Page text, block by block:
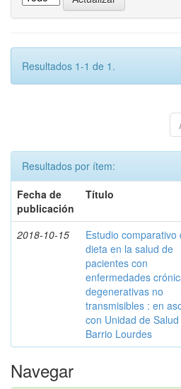
Resultados 1-1 de 1.
Resultados por ítem:
Fecha de
publicación
Título
2018-10-15
Estudio comparativo
dieta en la salud de
pacientes con
enfermedades
degenerativas no
transmisibles : en
con Unidad de Salud
Barrio Lourdes
Navegar